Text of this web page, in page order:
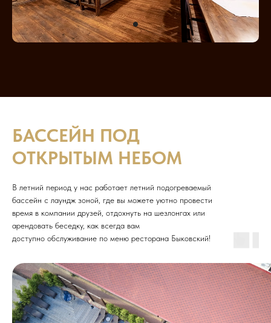
БАССЕЙН ПОД
ОТКРЫТЫМ НЕБОМ
В летний период у нас работает летний подогреваемый
бассейн с лаундж зоной, где вы можете уютно провести
время в компании друзей, отдохнуть на шезлонгах или
арендовать беседку, как всегда вам
доступно обслуживание по меню ресторана Быковский!